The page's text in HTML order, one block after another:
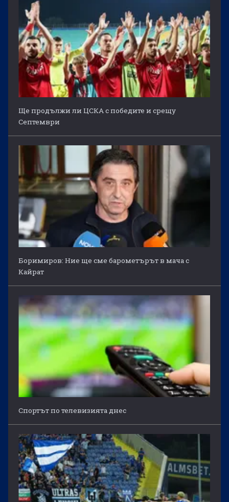
Ще продължи ли ЦСКА с победите и срещу
Септември
Боримиров: Ние ще сме барометърът в мача с
Кайрат
Спортът по телевизията днес